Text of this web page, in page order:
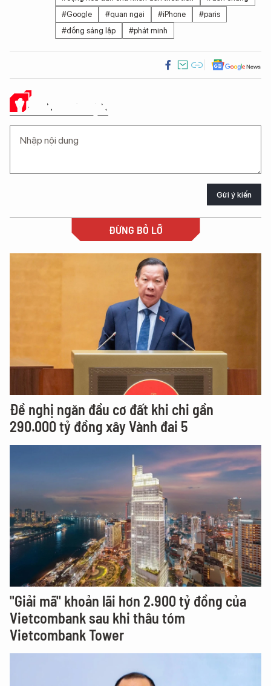
#Google
#quan ngại #iPhone
#paris
#đồng sáng lập
#phát minh
Ý KIẾN CỦA BẠN
Gửi ý kiến
ĐỪNG BỎ LỠ
Đề nghị ngăn đầu cơ đất khi chi gần
290.000 tỷ đồng xây Vành đai 5
"Giải mã" khoản lãi hơn 2.900 tỷ đồng của
Vietcombank sau khi thâu tóm
Vietcombank Tower